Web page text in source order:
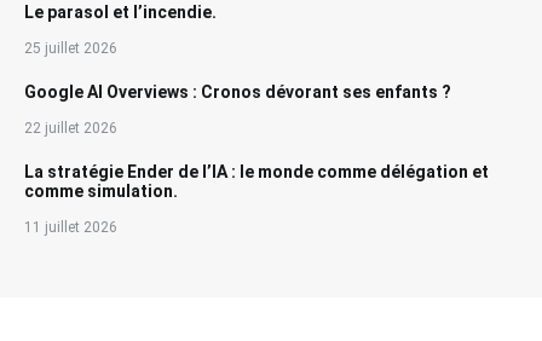
Le parasol et l’incendie.
25 juillet 2026
Google AI Overviews : Cronos dévorant ses enfants ?
22 juillet 2026
La stratégie Ender de l’IA : le monde comme délégation et
comme simulation.
11 juillet 2026